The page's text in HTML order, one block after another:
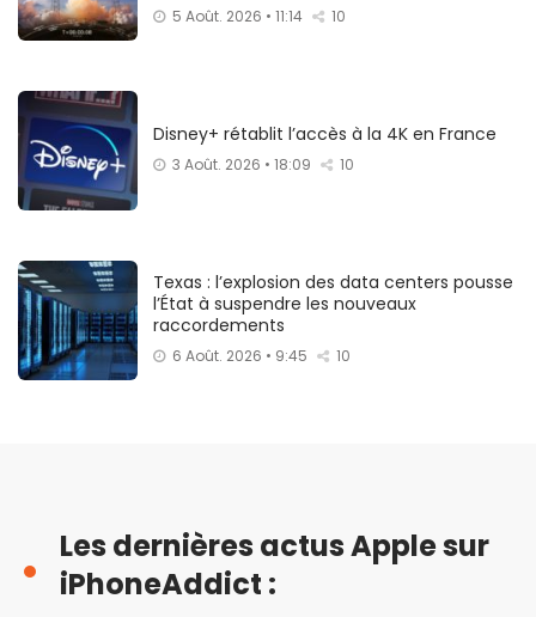
5 Août. 2026 • 11:14 10
Disney+ rétablit l’accès à la 4K en France
3 Août. 2026 • 18:09 10
Texas : l’explosion des data centers pousse
l’État à suspendre les nouveaux
raccordements
6 Août. 2026 • 9:45 10
Les dernières actus Apple sur
iPhoneAddict :